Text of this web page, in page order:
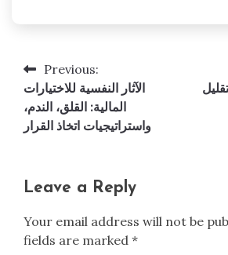
Post
navigation
Previous:
الآثار النفسية للاختيارات
المالية: القلق، الندم،
واستراتيجيات اتخاذ القرار
Leave a Reply
Your email address will not be
fields are marked *